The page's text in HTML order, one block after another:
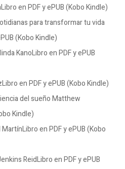
en PDF y ePUB (Kobo Kindle)
para transformar tu vida
(Kobo Kindle)
KanoLibro en PDF y ePUB
en PDF y ePUB (Kobo Kindle)
del sueño Matthew
Kindle)
en PDF y ePUB (Kobo
ReidLibro en PDF y ePUB